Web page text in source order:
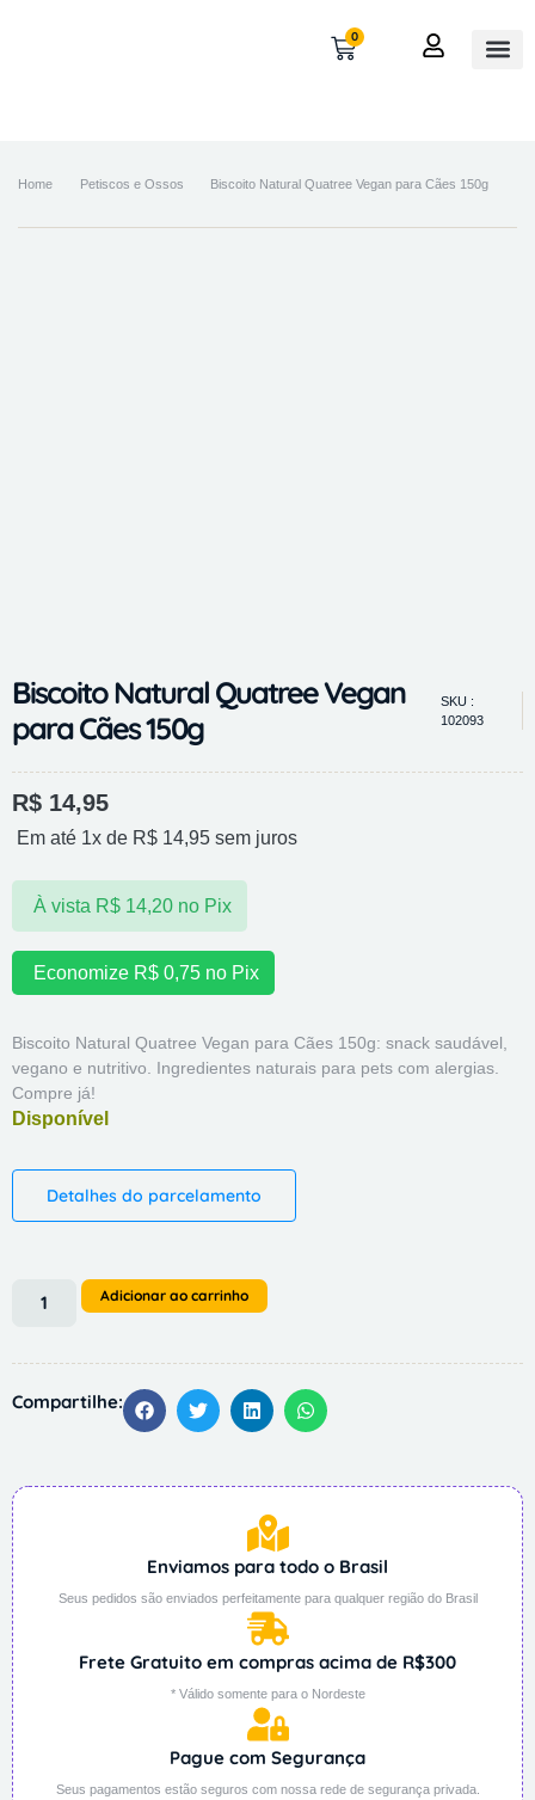
0
Home Petiscos e Ossos Biscoito Natural Quatree Vegan para Cães 150g
Biscoito Natural Quatree Vegan
para Cães 150g
SKU :
102093
R$ 14,95
Em até 1x de R$ 14,95 sem juros
À vista R$14,20 no Pix
Economize R$0,75no Pix
Biscoito Natural Quatree Vegan para Cães 150g: snack saudável,
vegano e nutritivo. Ingredientes naturais para pets com alergias.
Compre já!
Detalhes do parcelamento
Adicionar ao carrinho
Compartilhe:
Enviamos para todo o Brasil
Seus pedidos são enviados perfeitamente para qualquer região do Brasil
Frete Gratuito em compras acima de R$300
* Válido somente para o Nordeste
Pague com Segurança
Seus pagamentos estão seguros com nossa rede de segurança privada.